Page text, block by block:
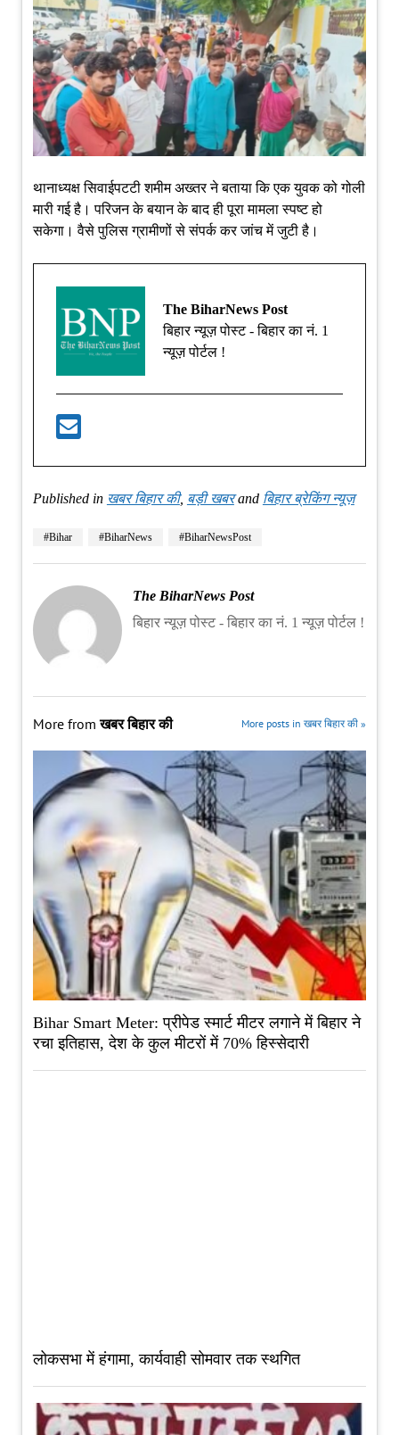
थानाध्यक्ष सिवाईपटटी शमीम अख्तर ने बताया कि एक युवक को गोली
मारी गई है। परिजन के बयान के बाद ही पूरा मामला स्पष्ट हो
सकेगा। वैसे पुलिस ग्रामीणों से संपर्क कर जांच में जुटी है।
The BiharNews Post
बिहार न्यूज़ पोस्ट - बिहार का नं. 1
न्यूज़ पोर्टल !
Published in खबर बिहार की, बड़ी खबरand बिहार ब्रेकिंग न्यूज़
#Bihar #BiharNews #BiharNewsPost
The BiharNews Post
बिहार न्यूज़ पोस्ट - बिहार का नं. 1 न्यूज़ पोर्टल !
More fromखबर बिहार की More posts in खबर बिहार की »
Bihar Smart Meter: प्रीपेड स्मार्ट मीटर लगाने में बिहार ने
रचा इतिहास, देश के कुल मीटरों में 70% हिस्सेदारी
लोकसभा में हंगामा, कार्यवाही सोमवार तक स्थगित